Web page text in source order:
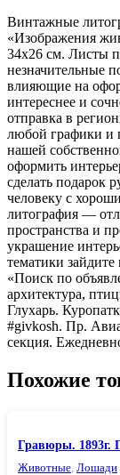
Винтажные
«Изображения
34х26 см. Листы
незначительные
влияющие на
интереснее и
отправка в
любой графики и
нашей
оформить
сделать подарок
человеку с
литография —
пространства и
украшение
тематики
«Поиск по
архитектура,
Глухарь.
#givkosh. Пр.
секция.
Похожие
Гравюры.
Животные Лошади